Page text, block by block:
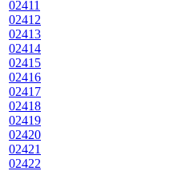
02411
02412
02413
02414
02415
02416
02417
02418
02419
02420
02421
02422